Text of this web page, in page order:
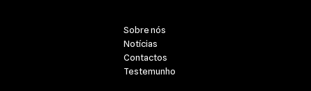
Sobre nós
Notícias
Contactos
Testemunho